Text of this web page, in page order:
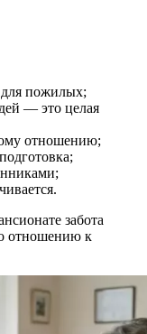
для пожилых;
— это целая
отношению;
забота
отношению к